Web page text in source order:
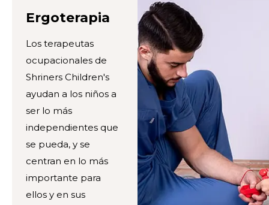
Ergoterapia
Los terapeutas
ocupacionales de
Shriners Children's
ayudan a los niños a
ser lo más
independientes que
se pueda, y se
centran en lo más
importante para
ellos y en sus